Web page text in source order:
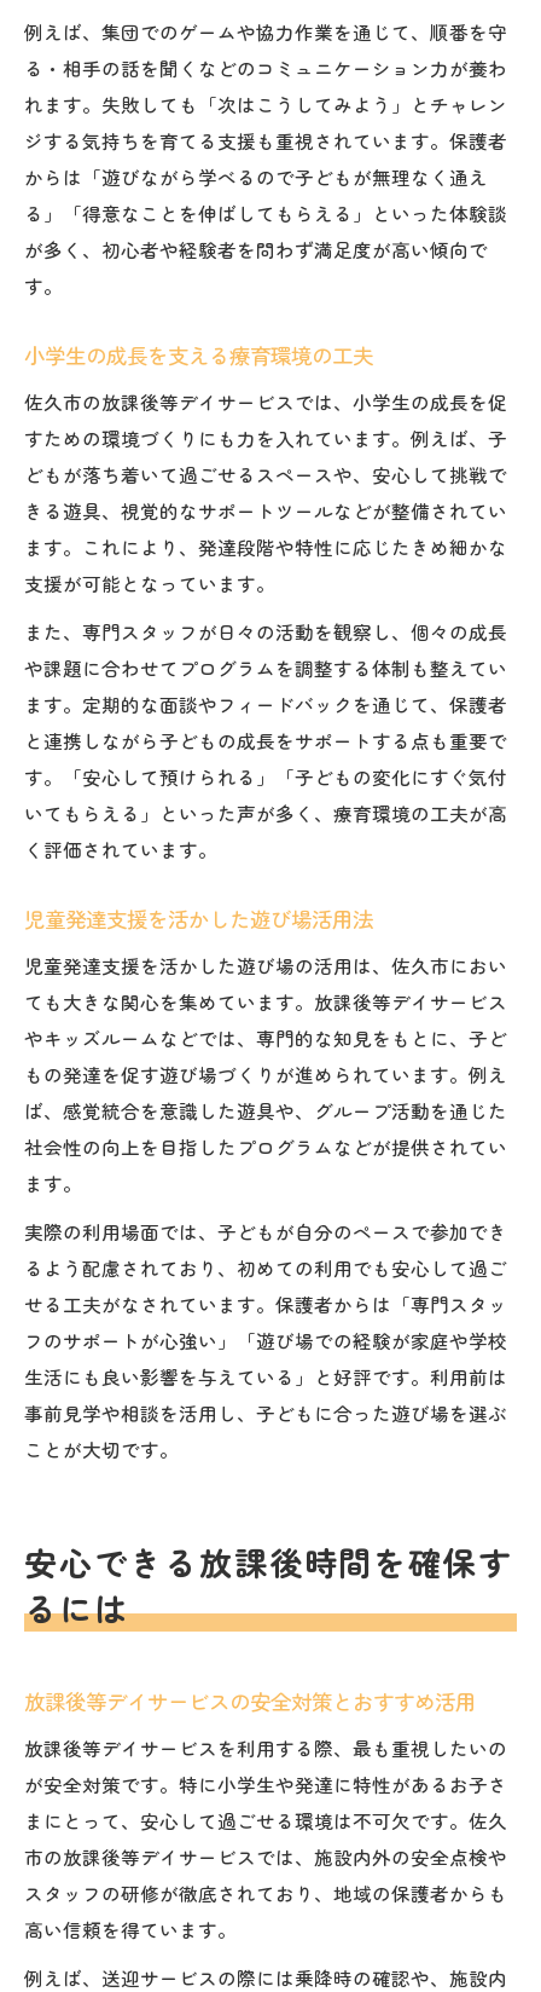
例えば、集団でのゲームや協力作業を通じて、順番を守
る・相手の話を聞くなどのコミュニケーション力が養わ
れます。失敗しても「次はこうしてみよう」とチャレン
ジする気持ちを育てる支援も重視されています。保護者
からは「遊びながら学べるので子どもが無理なく通え
る」「得意なことを伸ばしてもらえる」といった体験談
が多く、初心者や経験者を問わず満足度が高い傾向で
す。
小学生の成長を支える療育環境の工夫
佐久市の放課後等デイサービスでは、小学生の成長を促
すための環境づくりにも力を入れています。例えば、子
どもが落ち着いて過ごせるスペースや、安心して挑戦で
きる遊具、視覚的なサポートツールなどが整備されてい
ます。これにより、発達段階や特性に応じたきめ細かな
支援が可能となっています。
また、専門スタッフが日々の活動を観察し、個々の成長
や課題に合わせてプログラムを調整する体制も整えてい
ます。定期的な面談やフィードバックを通じて、保護者
と連携しながら子どもの成長をサポートする点も重要で
す。「安心して預けられる」「子どもの変化にすぐ気付
いてもらえる」といった声が多く、療育環境の工夫が高
く評価されています。
児童発達支援を活かした遊び場活用法
児童発達支援を活かした遊び場の活用は、佐久市におい
ても大きな関心を集めています。放課後等デイサービス
やキッズルームなどでは、専門的な知見をもとに、子ど
もの発達を促す遊び場づくりが進められています。例え
ば、感覚統合を意識した遊具や、グループ活動を通じた
社会性の向上を目指したプログラムなどが提供されてい
ます。
実際の利用場面では、子どもが自分のペースで参加でき
るよう配慮されており、初めての利用でも安心して過ご
せる工夫がなされています。保護者からは「専門スタッ
フのサポートが心強い」「遊び場での経験が家庭や学校
生活にも良い影響を与えている」と好評です。利用前は
事前見学や相談を活用し、子どもに合った遊び場を選ぶ
ことが大切です。
安心できる放課後時間を確保す
るには
放課後等デイサービスの安全対策とおすすめ活用
放課後等デイサービスを利用する際、最も重視したいの
が安全対策です。特に小学生や発達に特性があるお子さ
まにとって、安心して過ごせる環境は不可欠です。佐久
市の放課後等デイサービスでは、施設内外の安全点検や
スタッフの研修が徹底されており、地域の保護者からも
高い信頼を得ています。
例えば、送迎サービスの際には乗降時の確認や、施設内